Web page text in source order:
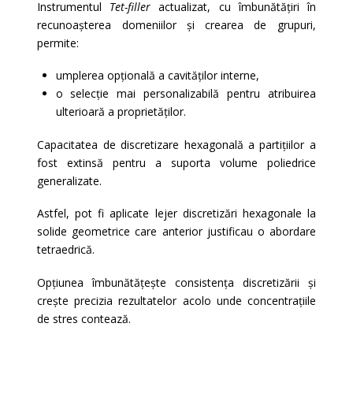
Instrumentul Tet-filler actualizat, cu îmbunătățiri în
recunoașterea domeniilor și crearea de grupuri,
permite:
umplerea opțională a cavităților interne,
o selecție mai personalizabilă pentru atribuirea
ulterioară a proprietăților.
Capacitatea de discretizare hexagonală a partițiilor a
fost extinsă pentru a suporta volume poliedrice
generalizate.
Astfel, pot fi aplicate lejer discretizări hexagonale la
solide geometrice care anterior justificau o abordare
tetraedrică.
Opțiunea îmbunătățește consistența discretizării și
crește precizia rezultatelor acolo unde concentrațiile
de stres contează.